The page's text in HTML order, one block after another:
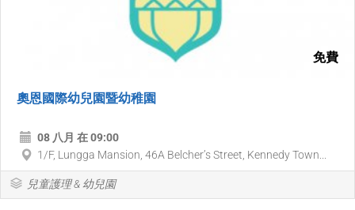
免費
奧恩國際幼兒園暨幼稚園
08 八月 在 09:00
1/F, Lungga Mansion, 46A Belcher’s Street, Kennedy Town...
兒童護理 & 幼兒園